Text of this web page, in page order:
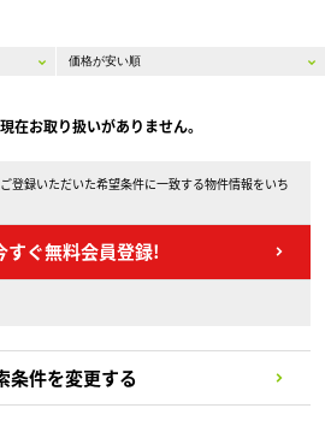
在お取り扱いがありません。
登録いただいた希望条件に一致する物件情報をいち
すぐ無料会員登録!
条件を変更する